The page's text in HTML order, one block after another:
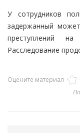
У сотрудников
задержанный
преступлений
Расследование
Оцените материал